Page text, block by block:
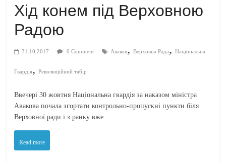
Хід конем під Верховною
Радою
31.10.2017 0 Comment Аваков,Верховна Рада,Національна
Гвардія,Революційний табір
Ввечері 30 жовтня Національна гвардія за наказом міністра
Авакова почала згортати контрольно-пропускні пункти біля
Верховної ради і з ранку вже
Read more